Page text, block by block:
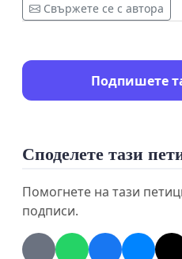
Свържете се с автора
Подпишете
Споделете тази
Помогнете на тази
подписи.